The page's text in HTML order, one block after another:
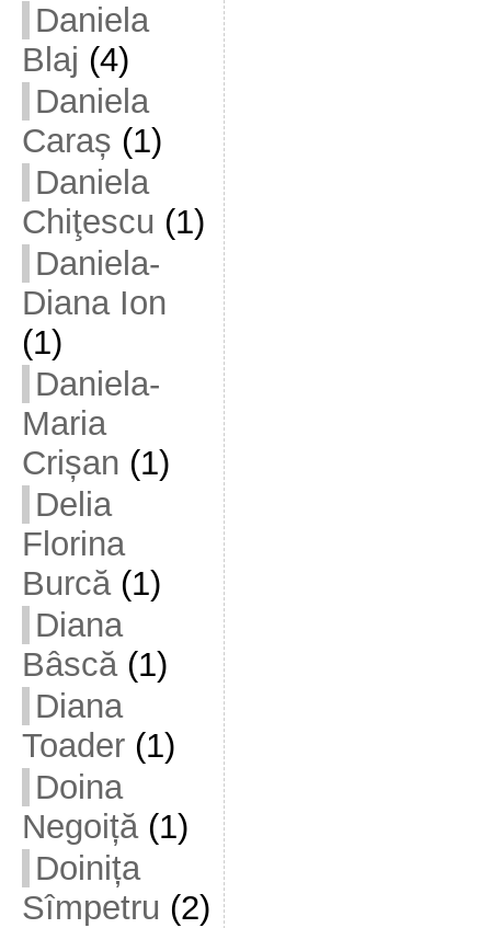
Daniela
Blaj (4)
Daniela
Caraș (1)
Daniela
Chiţescu (1)
Daniela-
Diana Ion
(1)
Daniela-
Maria
Crișan (1)
Delia
Florina
Burcă(1)
Diana
Bâscă(1)
Diana
Toader(1)
Doina
Negoiță(1)
Doinița
Sîmpetru (2)